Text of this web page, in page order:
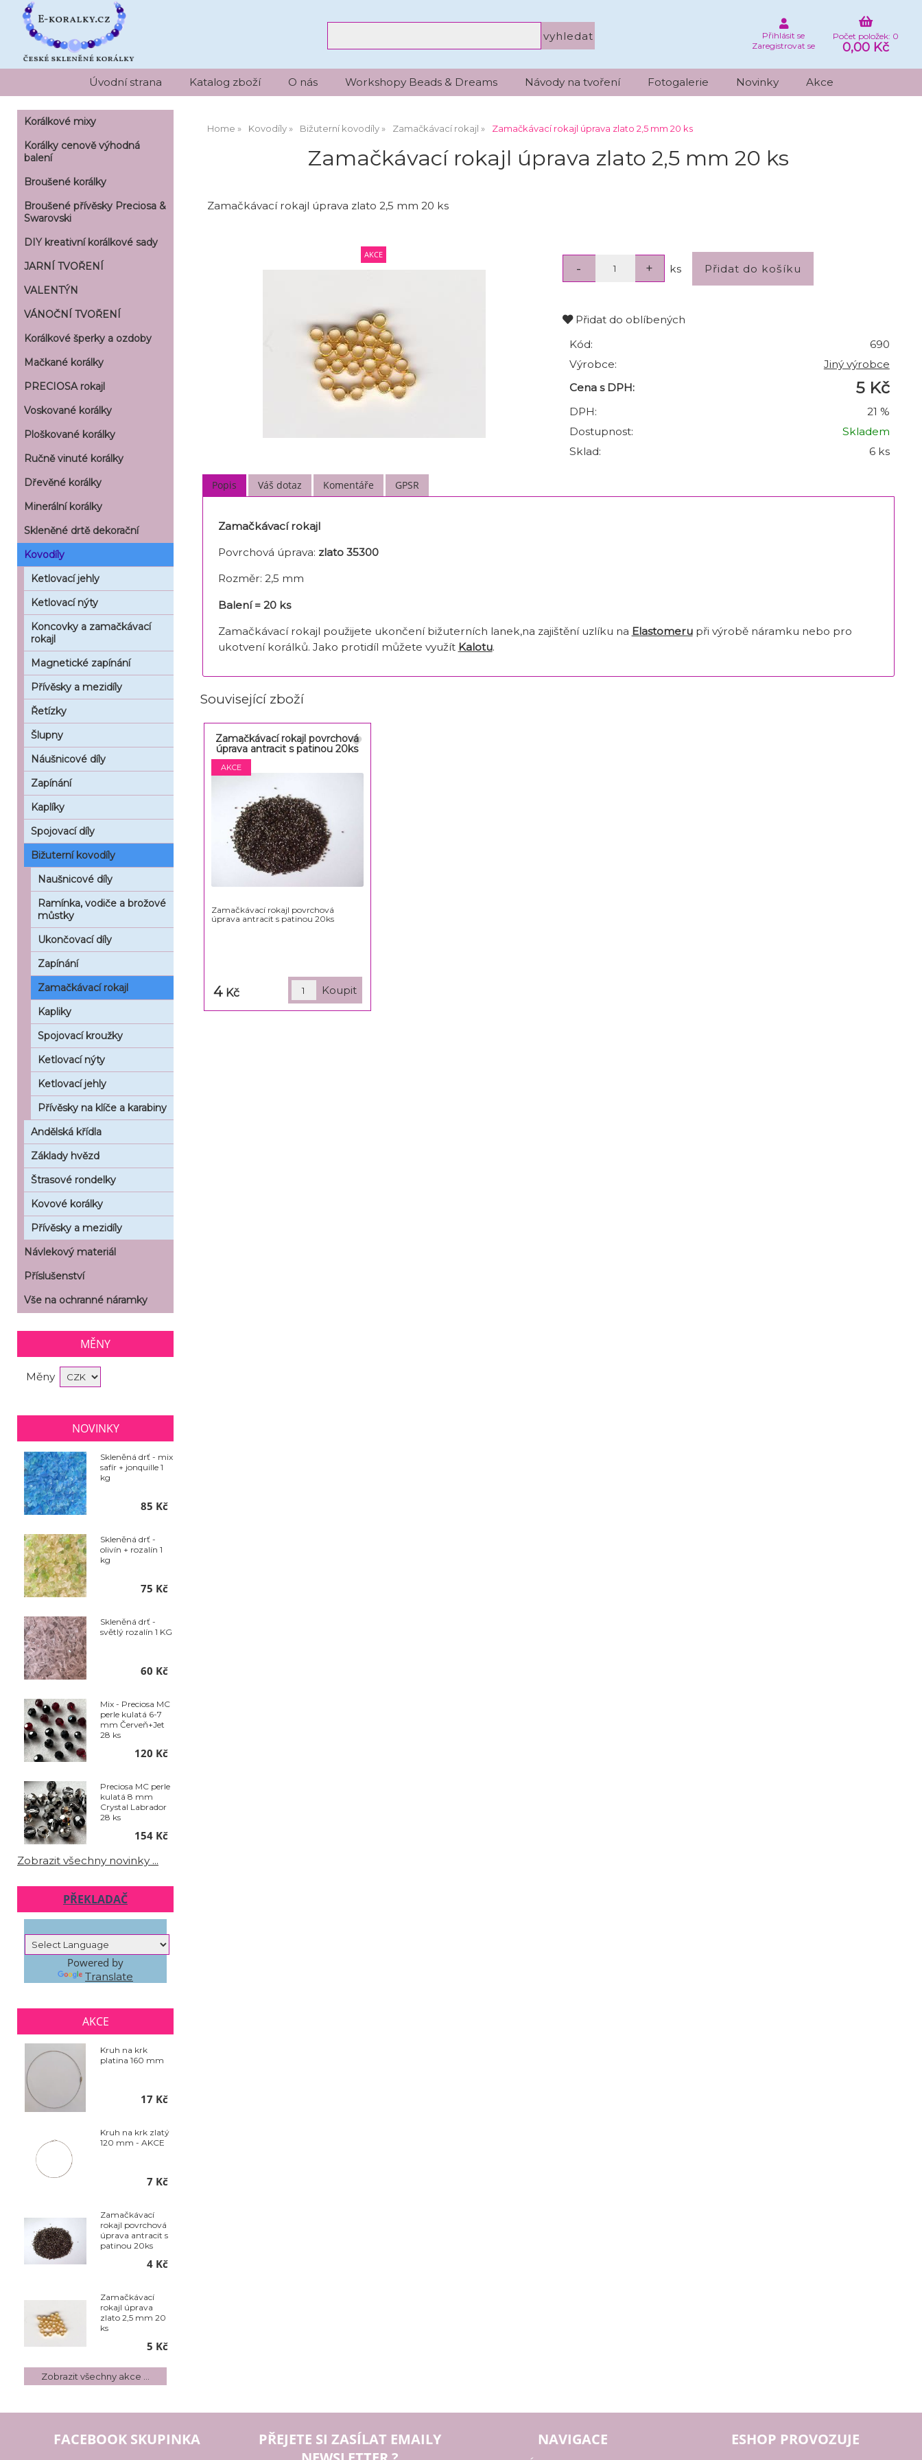
Počet položek: 0
0,00 Kč
Přihlásit se
Zaregistrovat se
Úvodní strana Katalog zboží O nás Workshopy Beads & Dreams Návody na tvoření Fotogalerie Novinky Akce
Home Kovodíly Bižuterní kovodíly Zamačkávací rokajl Zamačkávací rokajl úprava zlato 2,5 mm 20 ks
Zamačkávací rokajl úprava zlato 2,5 mm 20 ks
Zamačkávací rokajl úprava zlato 2,5 mm 20 ks
ks
Přidat do oblíbených
Kód:
690
Výrobce:
Jiný výrobce
Cena s DPH:
5 Kč
DPH:
21 %
Dostupnost:
Skladem
Sklad:
6 ks
Popis Váš dotaz Komentáře GPSR
Zamačkávací rokajl
Povrchová úprava: zlato 35300
Rozměr: 2,5 mm
Balení = 20 ks
Zamačkávací rokajl použijete ukončení bižuterních lanek,na zajištění uzlíku na Elastomerupři výrobě náramku nebo pro
ukotvení korálků. Jako protidíl můžete využít Kalotu.
Související zboží
Zamačkávací rokajl povrchová
úprava antracit s patinou 20ks
Zamačkávací rokajl povrchová
úprava antracit s patinou 20ks
4 Kč
Korálkové mixy
Korálky cenově výhodná
balení
Broušené korálky
Broušené přívěsky Preciosa &
Swarovski
DIY kreativní korálkové sady
JARNÍ TVOŘENÍ
VALENTÝN
VÁNOČNÍ TVOŘENÍ
Korálkové šperky a ozdoby
Mačkané korálky
PRECIOSA rokajl
Voskované korálky
Ploškované korálky
Ručně vinuté korálky
Dřevěné korálky
Minerální korálky
Skleněné drtě dekorační
Kovodíly
Ketlovací jehly
Ketlovací nýty
Koncovky a zamačkávací
rokajl
Magnetické zapínání
Přívěsky a mezidíly
Řetízky
Šlupny
Náušnicové díly
Zapínání
Kaplíky
Spojovací díly
Bižuterní kovodíly
Naušnicové díly
Ramínka, vodiče a brožové
můstky
Ukončovací díly
Zapínání
Zamačkávací rokajl
Kapliky
Spojovací kroužky
Ketlovací nýty
Ketlovací jehly
Přívěsky na klíče a karabiny
Andělská křídla
Základy hvězd
Štrasové rondelky
Kovové korálky
Přívěsky a mezidíly
Návlekový materiál
Příslušenství
Vše na ochranné náramky
MĚNY
Měny
NOVINKY
Skleněná drť - mix
safír + jonquille 1
kg
85 Kč
Skleněná drť -
olivín + rozalín 1
kg
75 Kč
Skleněná drť -
světlý rozalín 1 KG
60 Kč
Mix - Preciosa MC
perle kulatá 6-7
mm Červeň+Jet
28 ks
120 Kč
Preciosa MC perle
kulatá 8 mm
Crystal Labrador
28 ks
154 Kč
Zobrazit všechny novinky ...
PŘEKLADAČ
Powered by
Translate
AKCE
Kruh na krk
platina 160 mm
17 Kč
Kruh na krk zlatý
120 mm - AKCE
7 Kč
Zamačkávací
rokajl povrchová
úprava antracit s
patinou 20ks
4 Kč
Zamačkávací
rokajl úprava
zlato 2,5 mm 20
ks
5 Kč
Zobrazit všechny akce ...
FACEBOOK SKUPINKA
PŘEJETE SI ZASÍLAT EMAILY
NAVIGACE ESHOP PROVOZUJE